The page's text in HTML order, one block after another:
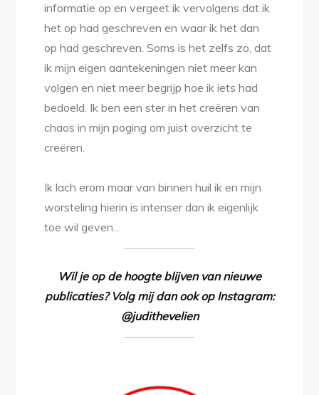
informatie op en vergeet ik vervolgens dat ik
het op had geschreven en waar ik het dan
op had geschreven. Soms is het zelfs zo, dat
ik mijn eigen aantekeningen niet meer kan
volgen en niet meer begrijp hoe ik iets had
bedoeld. Ik ben een ster in het creëren van
chaos in mijn poging om juist overzicht te
creëren.
Ik lach erom maar van binnen huil ik en mijn
worsteling hierin is intenser dan ik eigenlijk
toe wil geven…
Wil je op de hoogte blijven van nieuwe
publicaties? Volg mij dan ook op Instagram:
@judithevelien